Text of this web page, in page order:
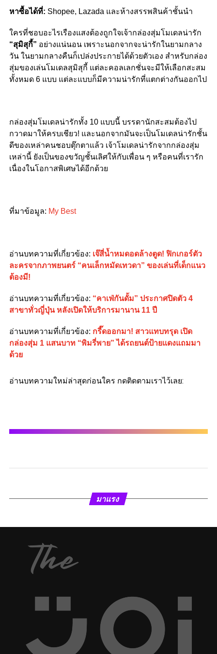
หาซื้อได้ที่: Shopee, Lazada และห้างสรรพสินค้าชั้นนำ
ใครที่ชอบอะไรเรืองแสงต้องถูกใจเจ้ากล่องสุ่มโมเดลน่ารัก
“สุมิสุกี้” อย่างแน่นอน เพราะนอกจากจะน่ารักในยามกลาง
วัน ในยามกลางคืนก็เปล่งประกายได้ด้วยตัวเอง สำหรับกล่อง
สุ่มของเล่นโมเดลสุมิสุกี้ แต่ละคอลเลกชั่นจะมีให้เลือกสะสม
ทั้งหมด 6 แบบ แต่ละแบบก็มีความน่ารักที่แตกต่างกันออกไป
กล่องสุ่มโมเดลน่ารักทั้ง 10 แบบนี้ บรรดานักสะสมต้องไป
กวาดมาให้ครบเชียว! และนอกจากมันจะเป็นโมเดลน่ารักชั้น
ดีของเหล่าคนชอบตุ๊กตาแล้ว เจ้าโมเดลน่ารักจากกล่องสุ่ม
เหล่านี้ ยังเป็นของขวัญชั้นเลิศให้กับเพื่อน ๆ หรือคนที่เรารัก
เนื่องในโอกาสพิเศษได้อีกด้วย
ที่มาข้อมูล: My Best
อ่านบทความที่เกี่ยวข้อง: เจ๊สี่น้ำหมดอดล้างตูด! ฟิกเกอร์ตัว
ละครจากภาพยนตร์ “คนเล็กหมัดเทวดา” ของเล่นที่เด็กแนว
ต้องมี!
อ่านบทความที่เกี่ยวข้อง: “คาเฟ่กันดั้ม” ประกาศปิดตัว 4
สาขาทั่วญี่ปุ่น หลังเปิดให้บริการมานาน 11 ปี
อ่านบทความที่เกี่ยวข้อง: กรี๊ดออกมา! สาวแทบทรุด เปิด
กล่องสุ่ม 1 แสนบาท “พิมรี่พาย” ได้รถยนต์ป้ายแดงแถมมา
ด้วย
อ่านบทความใหม่ล่าสุดก่อนใคร กดติดตามเราไว้เลย:
มาแรง